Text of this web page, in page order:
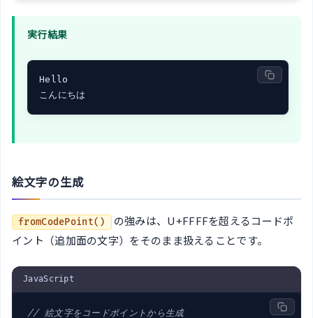
実行結果
Hello
こんにちは
絵文字の生成
fromCodePoint()
の強みは、U+FFFFを超えるコードポ
イント（追加面の文字）をそのまま扱えることです。
JavaScript
// 絵文字をコードポイントから生成